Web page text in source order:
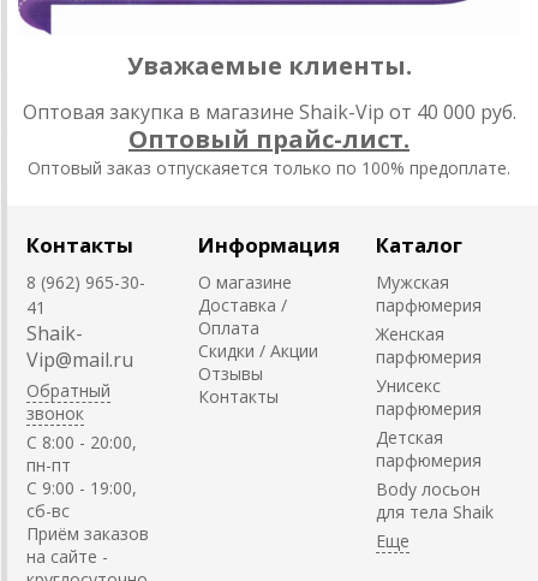
Уважаемые клиенты.
Оптовая закупка в магазине Shaik-Vip от 40 000 руб.
Оптовый прайс-лист.
Оптовый заказ отпускаяется только по 100% предоплате.
Контакты
8 (962) 965-30-
41
Shaik-
Vip@mail.ru
Обратный
звонок
C 8:00 - 20:00,
пн-пт
С 9:00 - 19:00,
сб-вс
Приём заказов
на сайте -
Информация
О магазине
Доставка /
Оплата
Скидки / Акции
Отзывы
Контакты
Каталог
Мужская
парфюмерия
Женская
парфюмерия
Унисекс
парфюмерия
Детская
парфюмерия
Body лосьон
для тела Shaik